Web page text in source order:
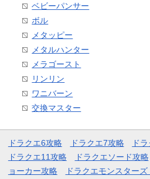
ベビーパンサー
ボル
メタッピー
メタルハンター
メラゴースト
リンリン
ワニバーン
交換マスター
ドラクエ6攻略 ドラクエ7攻略 ド
ドラクエ11攻略
ドラクエソード攻略
ョーカー攻略
ドラクエモンスター